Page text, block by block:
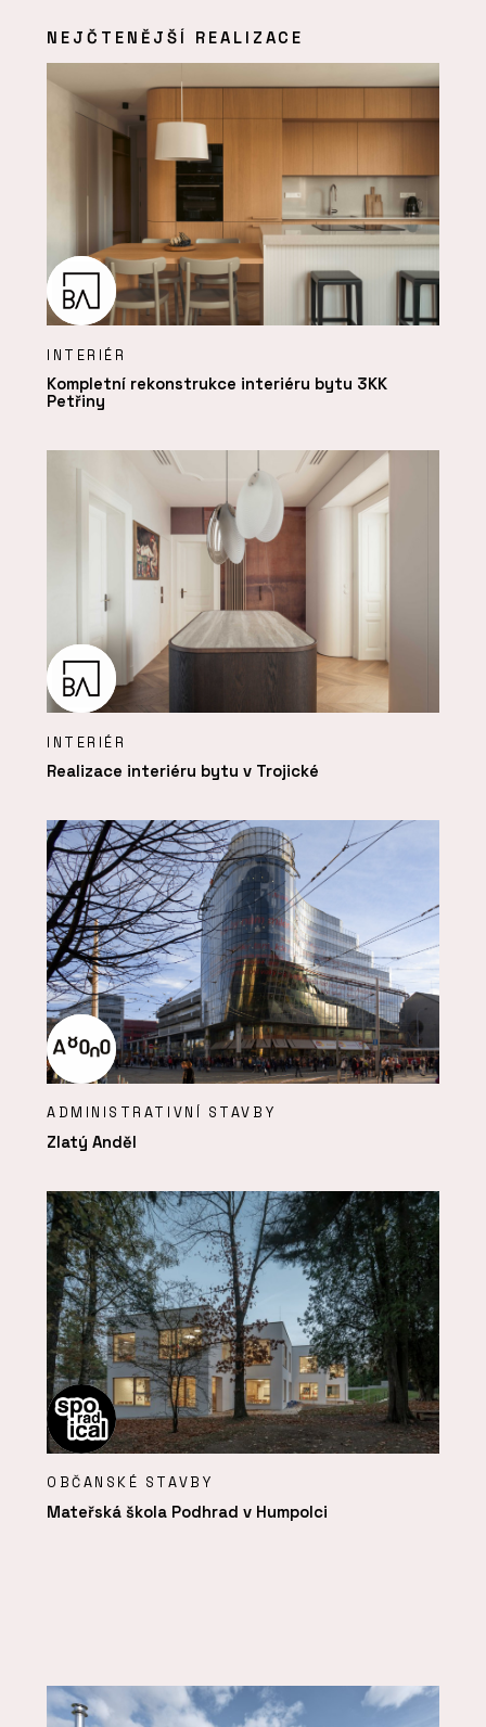
NEJČTENĚJŠÍ REALIZACE
INTERIÉR
Kompletní rekonstrukce interiéru bytu 3KK
Petřiny
INTERIÉR
Realizace interiéru bytu v Trojické
ADMINISTRATIVNÍ STAVBY
Zlatý Anděl
OBČANSKÉ STAVBY
Mateřská škola Podhrad v Humpolci